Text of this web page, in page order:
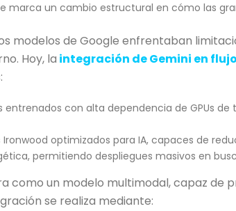
marca un cambio estructural en cómo las
modelos de Google enfrentaban
Hoy, la integración de Gemini en
con alta dependencia de GPUs de
optimizados para IA, capaces de
permitiendo despliegues masivos en
como un modelo multimodal, capaz de
se realiza mediante: